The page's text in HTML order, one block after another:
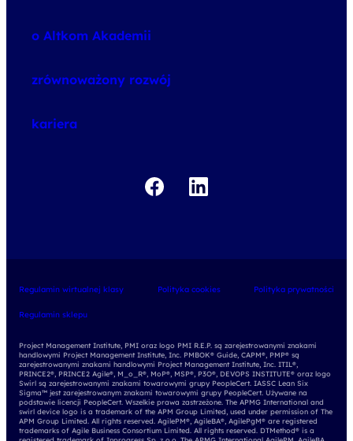
o Altkom Akademii
zrównoważony rozwój
kariera
Regulamin wirtualnej klasy Polityka cookies Polityka prywatności
Regulamin sklepu
Project Management Institute, PMI oraz logo PMI R.E.P. są zarejestrowanymi znakami
handlowymi Project Management Institute, Inc. PMBOK® Guide, CAPM®, PMP® są
zarejestrowanymi znakami handlowymi Project Management Institute, Inc. ITIL®,
PRINCE2®, PRINCE2 Agile®, M_o_R®, MoP®, MSP®, P3O®, DEVOPS INSTITUTE® oraz logo
Swirl są zarejestrowanymi znakami towarowymi grupy PeopleCert. IASSC Lean Six
Sigma™ jest zarejestrowanym znakami towarowymi grupy PeopleCert. Używane na
podstawie licencji PeopleCert. Wszelkie prawa zastrzeżone. The APMG International and
swirl device logo is a trademark of the APM Group Limited, used under permission of The
APM Group Limited. All rights reserved. AgilePM®, AgileBA®, AgilePgM® are registered
trademarks of Agile Business Consortium Limited. All rights reserved. DTMethod® is a